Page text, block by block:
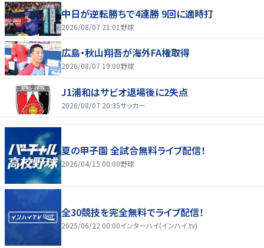
中日が逆転勝ちで4連勝 9回に適時打
2026/08/07 21:01 野球
広島・秋山翔吾が海外FA権取得
2026/08/07 19:00野球
J1浦和はサビオ退場後に2失点
2026/08/07 20:35サッカー
夏の甲子園 全試合無料ライブ配信！
2026/04/15 00:00野球
全30競技を完全無料でライブ配信！
2025/06/22 00:00インターハイ(インハイ.tv)